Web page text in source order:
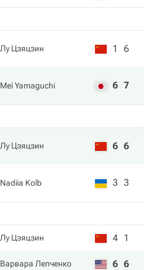
Лу Цзяцзин 1 6
Mei Yamaguchi 6 7
Лу Цзяцзин 6 6
Nadiia Kolb 3 3
Лу Цзяцзин 4 1
Варвара Лепченко 6 6